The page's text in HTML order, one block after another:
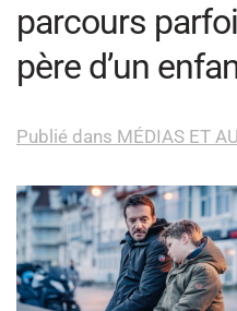
parcours
père d’un
Publié dans MÉDIAS ET